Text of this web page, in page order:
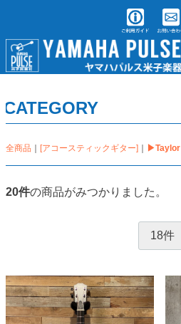
CATEGORY
全商品 [アコースティックギター] ▶Taylor
20件の商品がみつかりました。